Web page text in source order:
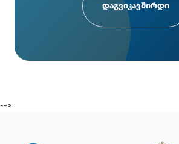
დაგვიკავშირდი
-->